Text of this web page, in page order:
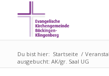
Du bist hier: Startseite /
ausgebucht: AK/gr. Saal UG